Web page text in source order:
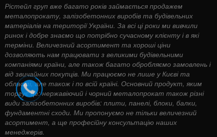
Рістейл груп вже багато років займається продажем
металопрокату, залізобетонних виробів та будівельних
матеріалів на території України. За всі ці роки ми вивчили
ринок і добре знаємо що потрібно сучасному клієнту і в які
терміни. Величезний асортимент та хороші ціни
дозволяють нам працювати з великими будівельними
компаніями країни, але також багато обробляємо замовлень і
від звичайних покупців. Ми працюємо не лише у Києві та
області, але також і по всій країні. Основний продукт, яким
торгує це: нержавіючий і чорний металопрокат також різні
види залізобетонних виробів: плити, панелі, блоки, балки,
фундаментні сходи. Ми пропонуємо не тільки величезний
асортимент, а ще професійну консультацію наших
менеджерів.